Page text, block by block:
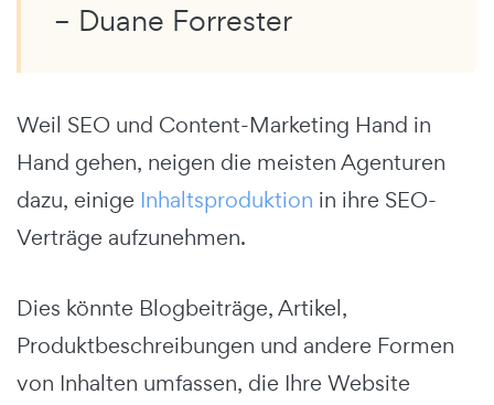
– Duane Forrester
Weil SEO und Content-Marketing Hand in
Hand gehen, neigen die meisten Agenturen
dazu, einige Inhaltsproduktion in ihre SEO-
Verträge aufzunehmen.
Dies könnte Blogbeiträge, Artikel,
Produktbeschreibungen und andere Formen
von Inhalten umfassen, die Ihre Website